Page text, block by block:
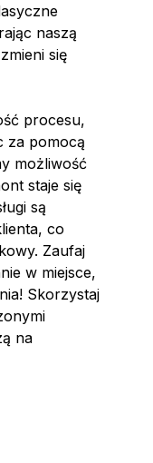
naszą
się
procesu,
za pomocą
możliwość
staje się
są
co
Zaufaj
w miejsce,
Skorzystaj
na